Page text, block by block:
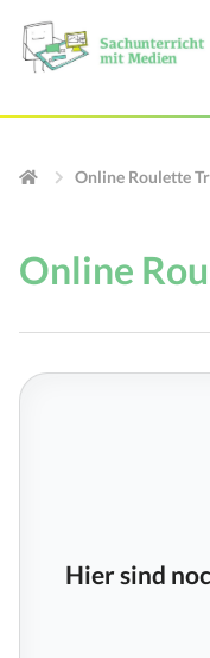
Online Roulette
Online
Hier sind